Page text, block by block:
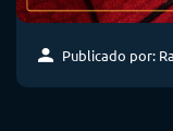
Publicado por: